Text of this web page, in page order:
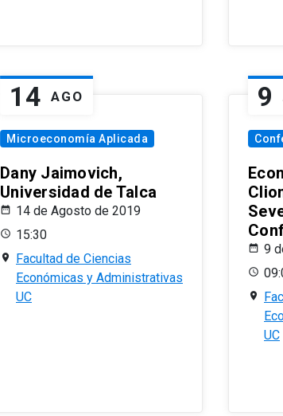
14 AGO
Microeconomía Aplicada
Dany Jaimovich,
Universidad de Talca
14 de Agosto de 2019
15:30
Facultad de Ciencias
Económicas y Administrativas
UC
9
9
UC